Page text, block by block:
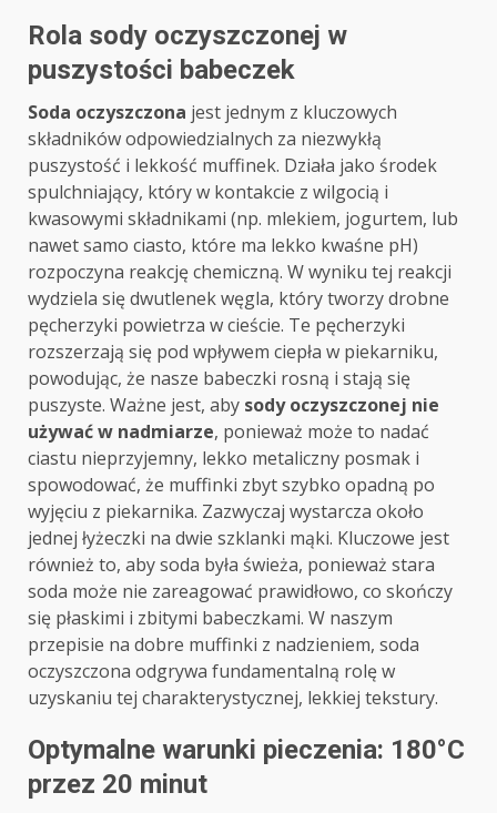
Rola sody oczyszczonej w
puszystości babeczek
Soda oczyszczona jest jednym z kluczowych
składników odpowiedzialnych za niezwykłą
puszystość i lekkość muffinek. Działa jako środek
spulchniający, który w kontakcie z wilgocią i
kwasowymi składnikami (np. mlekiem, jogurtem, lub
nawet samo ciasto, które ma lekko kwaśne pH)
rozpoczyna reakcję chemiczną. W wyniku tej reakcji
wydziela się dwutlenek węgla, który tworzy drobne
pęcherzyki powietrza w cieście. Te pęcherzyki
rozszerzają się pod wpływem ciepła w piekarniku,
powodując, że nasze babeczki rosną i stają się
puszyste. Ważne jest, aby sody oczyszczonej nie
używać w nadmiarze, ponieważ może to nadać
ciastu nieprzyjemny, lekko metaliczny posmak i
spowodować, że muffinki zbyt szybko opadną po
wyjęciu z piekarnika. Zazwyczaj wystarcza około
jednej łyżeczki na dwie szklanki mąki. Kluczowe jest
również to, aby soda była świeża, ponieważ stara
soda może nie zareagować prawidłowo, co skończy
się płaskimi i zbitymi babeczkami. W naszym
przepisie na dobre muffinki z nadzieniem, soda
oczyszczona odgrywa fundamentalną rolę w
uzyskaniu tej charakterystycznej, lekkiej tekstury.
Optymalne warunki pieczenia: 180°C
przez 20 minut